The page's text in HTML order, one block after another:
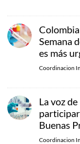
Semana
es más
Coordinacion
La voz
Buenas
Coordinacion